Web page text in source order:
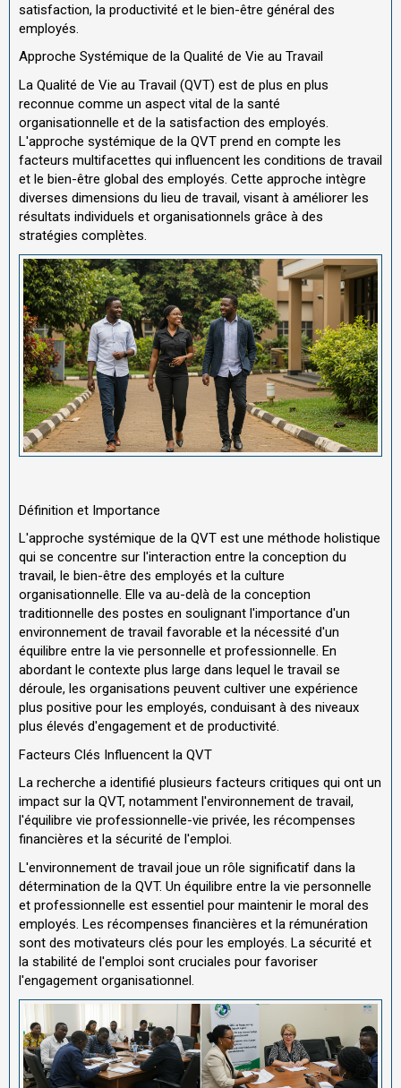
satisfaction, la productivité et le bien-être général des
employés.
Approche Systémique de la Qualité de Vie au Travail
La Qualité de Vie au Travail (QVT) est de plus en plus
reconnue comme un aspect vital de la santé
organisationnelle et de la satisfaction des employés.
L'approche systémique de la QVT prend en compte les
facteurs multifacettes qui influencent les conditions de travail
et le bien-être global des employés. Cette approche intègre
diverses dimensions du lieu de travail, visant à améliorer les
résultats individuels et organisationnels grâce à des
stratégies complètes.
Définition et Importance
L'approche systémique de la QVT est une méthode holistique
qui se concentre sur l'interaction entre la conception du
travail, le bien-être des employés et la culture
organisationnelle. Elle va au-delà de la conception
traditionnelle des postes en soulignant l'importance d'un
environnement de travail favorable et la nécessité d'un
équilibre entre la vie personnelle et professionnelle. En
abordant le contexte plus large dans lequel le travail se
déroule, les organisations peuvent cultiver une expérience
plus positive pour les employés, conduisant à des niveaux
plus élevés d'engagement et de productivité.
Facteurs Clés Influencent la QVT
La recherche a identifié plusieurs facteurs critiques qui ont un
impact sur la QVT, notamment l'environnement de travail,
l'équilibre vie professionnelle-vie privée, les récompenses
financières et la sécurité de l'emploi.
L'environnement de travail joue un rôle significatif dans la
détermination de la QVT. Un équilibre entre la vie personnelle
et professionnelle est essentiel pour maintenir le moral des
employés. Les récompenses financières et la rémunération
sont des motivateurs clés pour les employés. La sécurité et
la stabilité de l'emploi sont cruciales pour favoriser
l'engagement organisationnel.